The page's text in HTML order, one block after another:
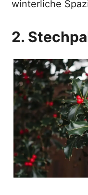
winterliche
2.